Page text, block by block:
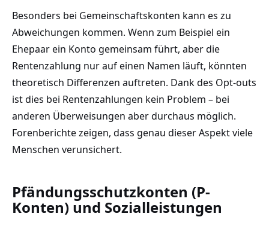
Besonders bei Gemeinschaftskonten kann es zu
Abweichungen kommen. Wenn zum Beispiel ein
Ehepaar ein Konto gemeinsam führt, aber die
Rentenzahlung nur auf einen Namen läuft, könnten
theoretisch Differenzen auftreten. Dank des Opt-outs
ist dies bei Rentenzahlungen kein Problem – bei
anderen Überweisungen aber durchaus möglich.
Forenberichte zeigen, dass genau dieser Aspekt viele
Menschen verunsichert.
Pfändungsschutzkonten (P-
Konten) und Sozialleistungen